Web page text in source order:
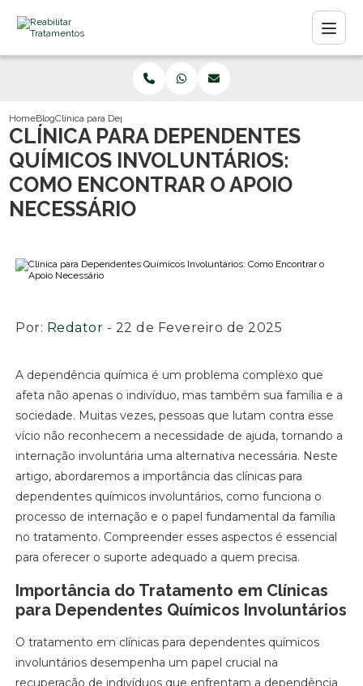
HomeBlogClínica para Dependentes Químicos Involuntários: Como Encontrar o
CLÍNICA PARA DEPENDENTES
QUÍMICOS INVOLUNTÁRIOS:
COMO ENCONTRAR O APOIO
NECESSÁRIO
Por: Redator - 22 de Fevereiro de 2025
A dependência química é um problema complexo que
afeta não apenas o indivíduo, mas também sua família e a
sociedade. Muitas vezes, pessoas que lutam contra esse
vício não reconhecem a necessidade de ajuda, tornando a
internação involuntária uma alternativa necessária. Neste
artigo, abordaremos a importância das clínicas para
dependentes químicos involuntários, como funciona o
processo de internação e o papel fundamental da família
no tratamento. Compreender esses aspectos é essencial
para oferecer o suporte adequado a quem precisa.
Importância do Tratamento em Clínicas
para Dependentes Químicos Involuntários
O tratamento em clínicas para dependentes químicos
involuntários desempenha um papel crucial na
recuperação de indivíduos que enfrentam a dependência